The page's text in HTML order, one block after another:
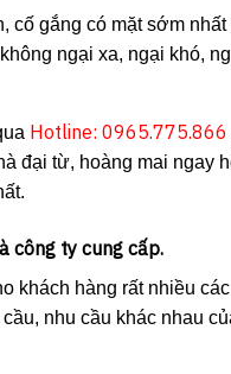
cố gắng có mặt sớm nhất
ngại xa, ngại khó,
Hotline: 0965.775.866
đại từ, hoàng mai ngay
công ty cung cấp.
khách hàng rất nhiều
nhu cầu khác nhau